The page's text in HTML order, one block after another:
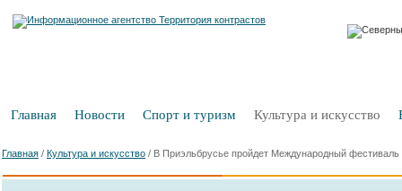
Главная Новости Спорт и туризм Культура и искусство
Главная / Культура и искусство / В Приэльбрусье пройдет Международный